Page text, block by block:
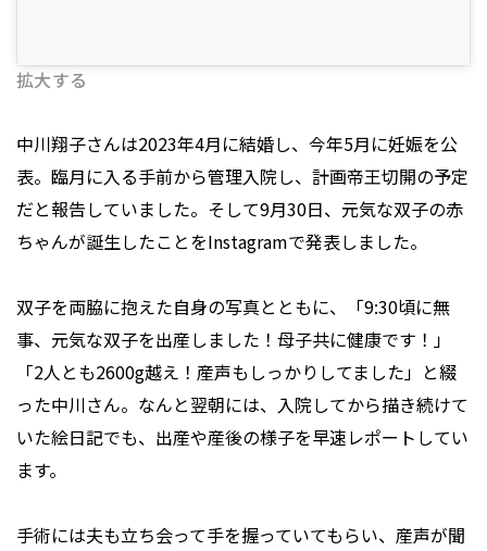
拡大する
中川翔子さんは2023年4月に結婚し、今年5月に妊娠を公
表。臨月に入る手前から管理入院し、計画帝王切開の予定
だと報告していました。そして9月30日、元気な双子の赤
ちゃんが誕生したことをInstagramで発表しました。
双子を両脇に抱えた自身の写真とともに、「9:30頃に無
事、元気な双子を出産しました！母子共に健康です！」
「2人とも2600g越え！産声もしっかりしてました」と綴
った中川さん。なんと翌朝には、入院してから描き続けて
いた絵日記でも、出産や産後の様子を早速レポートしてい
ます。
手術には夫も立ち会って手を握っていてもらい、産声が聞